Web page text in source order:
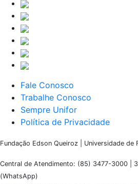
Fale Conosco
Trabalhe Conosco
Sempre Unifor
Política de Privacidade
Fundação Edson Queiroz | Universidade de
Central de Atendimento: (85) 3477-3000 |
(WhatsApp)